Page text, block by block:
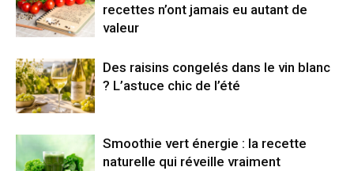
recettes n’ont jamais eu autant de
valeur
Des raisins congelés dans le vin blanc
? L’astuce chic de l’été
Smoothie vert énergie : la recette
naturelle qui réveille vraiment